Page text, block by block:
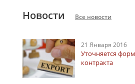
Новости Все новости
21 Января 2016
Уточняется
контракта